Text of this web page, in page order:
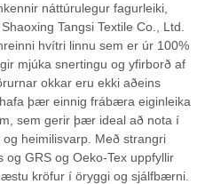
náttúrulegur fagurleiki,
Tangsi Textile Co., Ltd.
hvítri linnu sem er úr 100%
mjúka snertingu og yfirborð af
okkar eru ekki aðeins
þær einnig frábæra eiginleika
sem gerir þær ideal að nota í
heimilisvarp. Með strangri
GRS og Oeko-Tex uppfyllir
kröfur í öryggi og sjálfbærni.